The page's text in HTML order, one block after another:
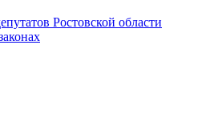
Ростовской области